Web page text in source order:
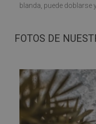
blanda, puede doblarse
FOTOS DE